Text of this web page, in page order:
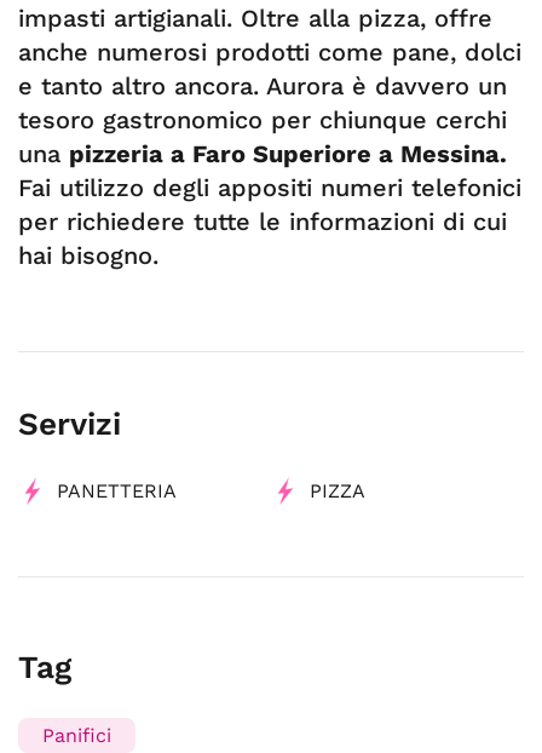
impasti artigianali. Oltre alla pizza, offre
anche numerosi prodotti come pane, dolci
e tanto altro ancora. Aurora è davvero un
tesoro gastronomico per chiunque cerchi
una pizzeria a Faro Superiore a Messina.
Fai utilizzo degli appositi numeri telefonici
per richiedere tutte le informazioni di cui
hai bisogno.
Servizi
PANETTERIA PIZZA
Tag
Panifici